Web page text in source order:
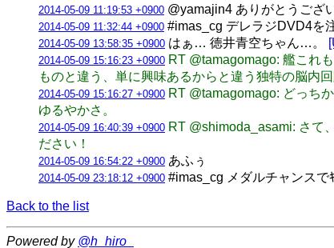
2014-05-09 11:19:53 +0900 @yamajin4 ありがとうござ
2014-05-09 11:32:44 +0900 #imas_cg デレラジDVD4を
2014-05-09 13:58:35 +0900 はぁ… 徳井青空ちゃん…。
2014-05-09 15:16:23 +0900 RT @tamagomago: 艦これ
ものと違う、単に興味あるからと違う独特の脳内
2014-05-09 15:16:27 +0900 RT @tamagomago: どっち
ゆるやかさ。
2014-05-09 16:40:39 +0900 RT @shimoda_asami: さて
ださい！
2014-05-09 16:54:22 +0900 あふぅ
2014-05-09 23:18:12 +0900 #imas_cg メダルチャンスで
Back to the list
Powered by @h_hiro_